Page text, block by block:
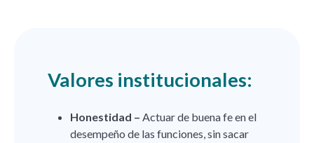
Valores institucionales:
Honestidad – Actuar de buena fe en el
desempeño de las funciones, sin sacar